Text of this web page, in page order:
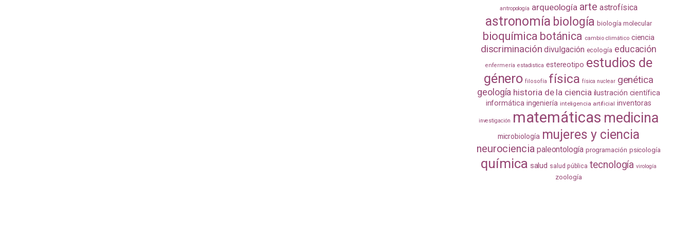
antropología arqueología arte astrofísica
astronomía biología biología molecular
bioquímica botánica cambio climático ciencia
discriminación divulgación ecología educación
enfermería estadistica estereotipo estudios de
género filosofía física física nuclear genética
geología historia de la ciencia ilustración científica
informática ingeniería inteligencia artificial inventoras
investigación matemáticas medicina
microbiología mujeres y ciencia
neurociencia paleontología programación psicología
química salud salud pública tecnología virología
zoología